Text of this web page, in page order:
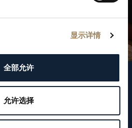
显示详情
全部允许
允许选择